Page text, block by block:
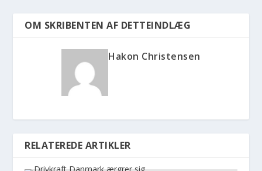
OM SKRIBENTEN AF DETTEINDLÆG
Hakon Christensen
RELATEREDE ARTIKLER